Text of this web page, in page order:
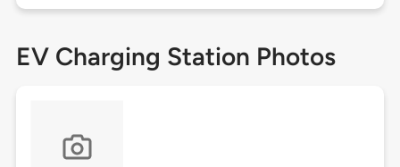
EV Charging Station Photos